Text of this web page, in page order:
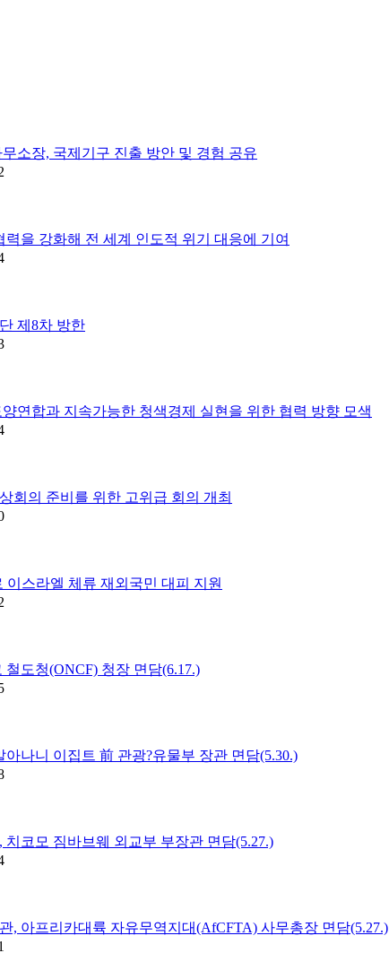
소장, 국제기구 진출 방안 및 경험 공유
을 강화해 전 세계 인도적 위기 대응에 기여
제8차 방한
연합과 지속가능한 청색경제 실현을 위한 협력 방향 모색
회의 준비를 위한 고위급 회의 개최
이스라엘 체류 재외국민 대피 지원
도청(ONCF) 청장 면담(6.17.)
나니 이집트 前 관광?유물부 장관 면담(5.30.)
코모 짐바브웨 외교부 부장관 면담(5.27.)
, 아프리카대륙 자유무역지대(AfCFTA) 사무총장 면담(5.27.)